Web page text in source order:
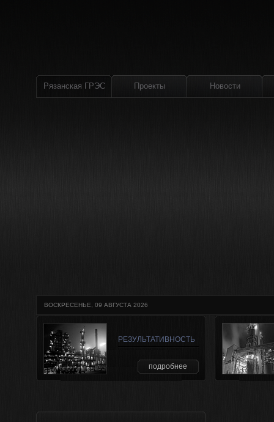
Рязанская ГРЭС Проекты Новости
ВОСКРЕСЕНЬЕ, 09 АВГУСТА 2026
РЕЗУЛЬТАТИВНОСТЬ
подробнее